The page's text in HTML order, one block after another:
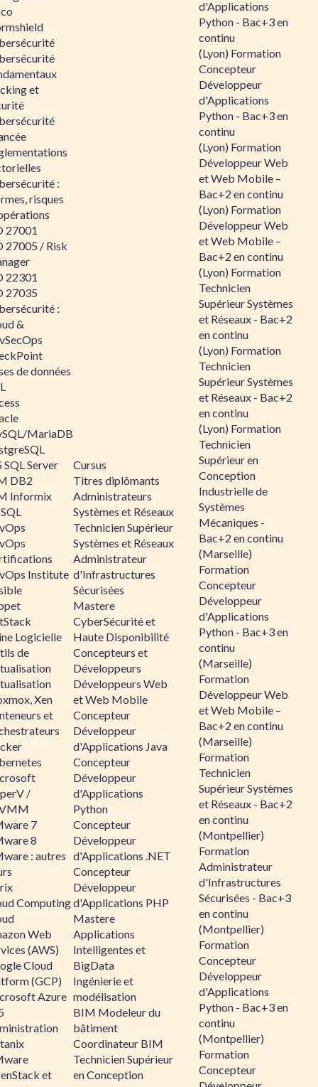
et
:
risques
27001
27005 / Risk
22301
27035
:
&
de données
MariaDB
SQL Server
DB2
Informix
Institute
Logicielle
de
Xen
et
/
7
8
: autres
Computing
Web
(AWS)
Cloud
(GCP)
Azure
et
Cursus
Titres diplômants
Administrateurs
Systèmes et Réseaux
Technicien Supérieur
Systèmes et Réseaux
Administrateur
d'Infrastructures
Sécurisées
Mastere
CyberSécurité et
Haute Disponibilité
Concepteurs et
Développeurs
Développeurs Web
et Web Mobile
Concepteur
Développeur
d'Applications Java
Concepteur
Développeur
d'Applications
Python
Concepteur
Développeur
d'Applications .NET
Concepteur
Développeur
d'Applications PHP
Mastere
Applications
Intelligentes et
BigData
Ingénierie et
modélisation
BIM Modeleur du
bâtiment
Coordinateur BIM
Technicien Supérieur
en Conception
d'Applications
Python - Bac+3 en
continu
(Lyon) Formation
Concepteur
Développeur
d'Applications
Python - Bac+3 en
continu
(Lyon) Formation
Développeur Web
et Web Mobile –
Bac+2 en continu
(Lyon) Formation
Développeur Web
et Web Mobile –
Bac+2 en continu
(Lyon) Formation
Technicien
Supérieur Systèmes
et Réseaux - Bac+2
en continu
(Lyon) Formation
Technicien
Supérieur Systèmes
et Réseaux - Bac+2
en continu
(Lyon) Formation
Technicien
Supérieur en
Conception
Industrielle de
Systèmes
Mécaniques -
Bac+2 en continu
(Marseille)
Formation
Concepteur
Développeur
d'Applications
Python - Bac+3 en
continu
(Marseille)
Formation
Développeur Web
et Web Mobile –
Bac+2 en continu
(Marseille)
Formation
Technicien
Supérieur Systèmes
et Réseaux - Bac+2
en continu
(Montpellier)
Formation
Administrateur
d'Infrastructures
Sécurisées - Bac+3
en continu
(Montpellier)
Formation
Concepteur
Développeur
d'Applications
Python - Bac+3 en
continu
(Montpellier)
Formation
Concepteur